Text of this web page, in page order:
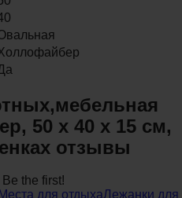
50 х 40 х 15 см,
отзывы
the first!
Места для отдыхаЛежанки для